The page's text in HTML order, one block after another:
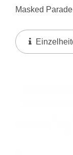
Masked
Quadratischen
Ist. Es Eignet...